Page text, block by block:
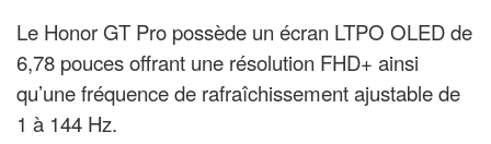
Le Honor GT Pro possède un écran LTPO OLED de
6,78 pouces offrant une résolution FHD+ ainsi
qu’une fréquence de rafraîchissement ajustable de
1 à 144 Hz.